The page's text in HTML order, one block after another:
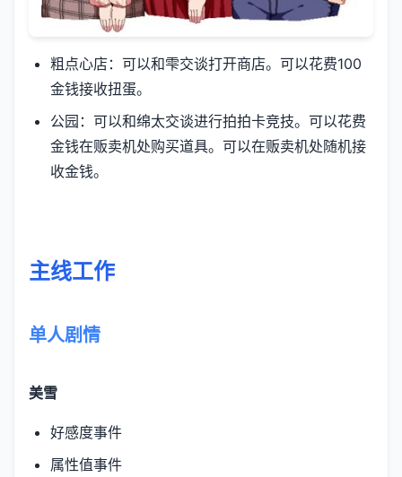
粗点心店：可以和雫交谈打开商店。可以花费100
金钱接收扭蛋。
公园：可以和绵太交谈进行拍拍卡竞技。可以花费
金钱在贩卖机处购买道具。可以在贩卖机处随机接
收金钱。
主线工作
单人剧情
美雪
好感度事件
属性值事件